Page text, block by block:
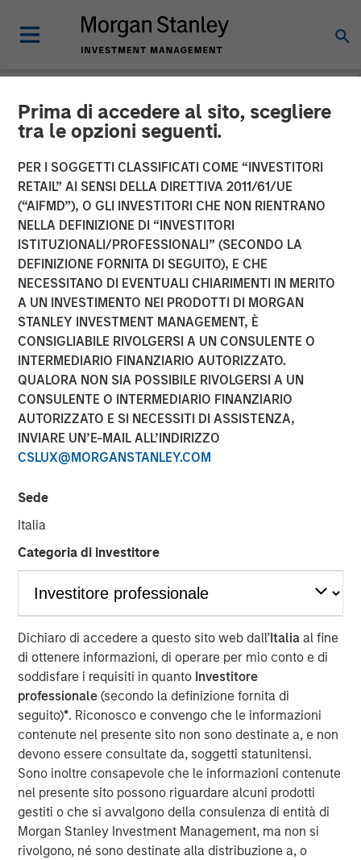
Prima di accedere al sito, scegliere
tra le opzioni seguenti.
PER I SOGGETTI CLASSIFICATI COME “INVESTITORI
RETAIL” AI SENSI DELLA DIRETTIVA 2011/61/UE
(“AIFMD”), O GLI INVESTITORI CHE NON RIENTRANO
NELLA DEFINIZIONE DI “INVESTITORI
ISTITUZIONALI/PROFESSIONALI” (SECONDO LA
DEFINIZIONE FORNITA DI SEGUITO), E CHE
NECESSITANO DI EVENTUALI CHIARIMENTI IN MERITO
A UN INVESTIMENTO NEI PRODOTTI DI MORGAN
STANLEY INVESTMENT MANAGEMENT, È
CONSIGLIABILE RIVOLGERSI A UN CONSULENTE O
INTERMEDIARIO FINANZIARIO AUTORIZZATO.
QUALORA NON SIA POSSIBILE RIVOLGERSI A UN
CONSULENTE O INTERMEDIARIO FINANZIARIO
AUTORIZZATO E SI NECESSITI DI ASSISTENZA,
INVIARE UN’E-MAIL ALL’INDIRIZZO
CSLUX@MORGANSTANLEY.COM
Sede
Italia
Categoria di investitore
Dichiaro di accedere a questo sito web dall’Italia al fine
di ottenere informazioni, di operare per mio conto e di
soddisfare i requisiti in quanto Investitore
professionale(secondo la definizione fornita di
seguito)*. Riconosco e convengo che le informazioni
contenute nel presente sito non sono destinate a, e non
devono essere consultate da, soggetti statunitensi.
Sono inoltre consapevole che le informazioni contenute
nel presente sito possono riguardare alcuni prodotti
gestiti o che si avvalgono della consulenza di entità di
Morgan Stanley Investment Management, ma non si
rivolgono, né sono destinate alla distribuzione a, o
NEWSROOM
Ecwid Secures $42 Million
to Democratize Access to
E-Commerce Solutions for
Small Businesses
Morgan Stanley Expansion Capital and PeakSpan Capital
Lead Round to Support Ecwid’s Dramatic Growth Prior to
and During Covid-19
21 MAGGIO 2020
SAN DIEGO, CA – May 21, 2020 06:00 EDT
Ecwid, a leading global software-as-a-service (SaaS) e-
of $42 million led by Morgan Stanley Expansion Capital
solutions for small businesses and enables them to
establish a digital storefront in a matter of hours. In the
past year, the company has seen strong momentum as a
result of continued product innovation, expansion of their
global partner ecosystem, and a powerful platform
customers consider the easiest-to-use in the industry.
The funds will in part be used to buy-out previous and
early-stage investors, including Runa Capital and iTech
Capital, as well as to fuel aggressive growth including an
expected doubling of headcount. Joining Ecwid’s Board of
Directors are PeakSpan Capital Co-Founder and
Managing Partner Phil Dur, and Pete Chung, Managing
Director and Head of Morgan Stanley Expansion Capital.